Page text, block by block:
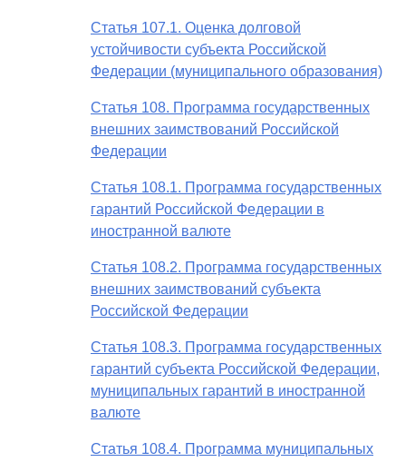
Статья 107.1. Оценка долговой
устойчивости субъекта Российской
Федерации (муниципального образования)
Статья 108. Программа государственных
внешних заимствований Российской
Федерации
Статья 108.1. Программа государственных
гарантий Российской Федерации в
иностранной валюте
Статья 108.2. Программа государственных
внешних заимствований субъекта
Российской Федерации
Статья 108.3. Программа государственных
гарантий субъекта Российской Федерации,
муниципальных гарантий в иностранной
валюте
Статья 108.4. Программа муниципальных